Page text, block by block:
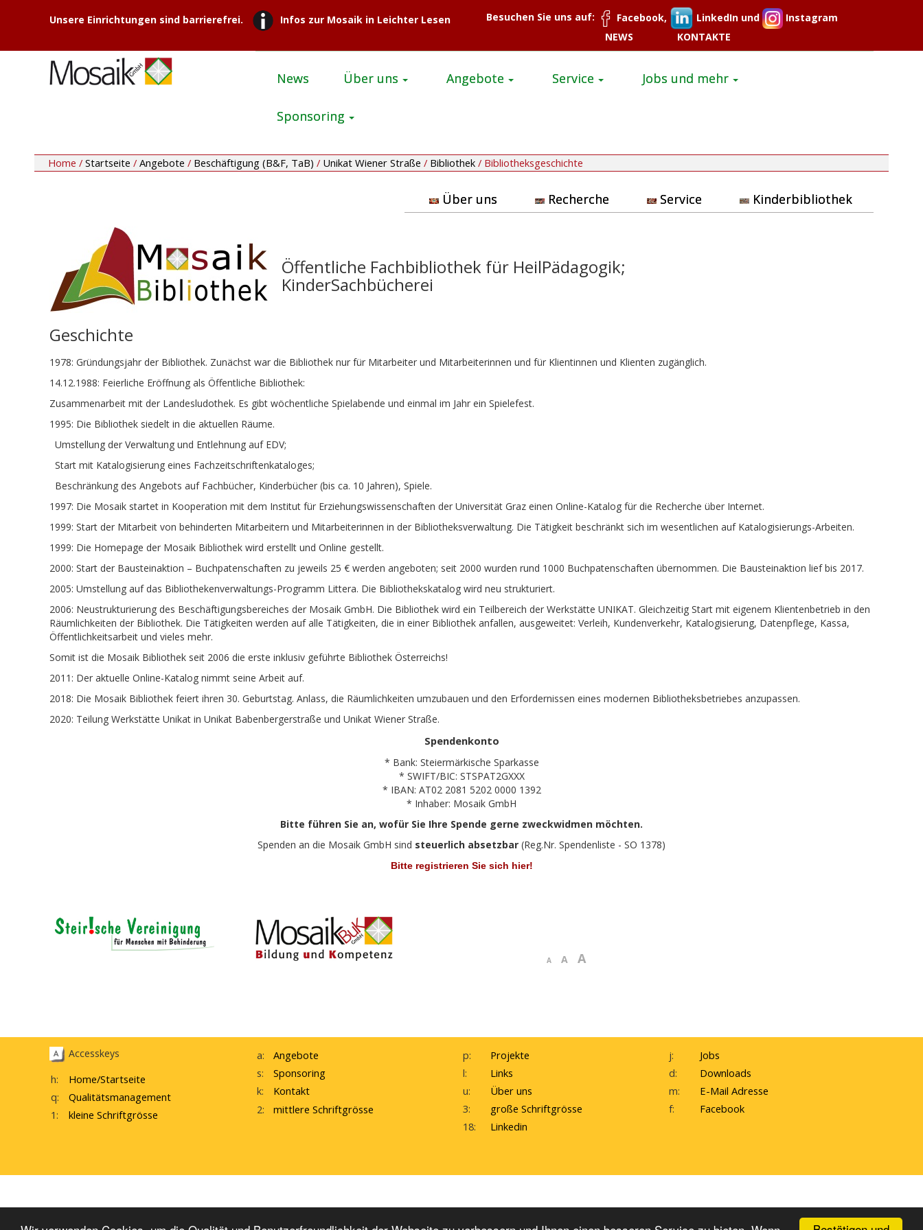
Unsere Einrichtungen sind barrierefrei. Infos zur Mosaik in Leichter Lesen Besuchen Sie uns auf: Facebook, LinkedIn und
Instagram
NEWS
KONTAKTE
News Über uns Angebote Service Jobs und mehr
Sponsoring
Home / Startseite / Angebote / Beschäftigung (B&F, TaB) / Unikat Wiener Straße / Bibliothek / Bibliotheksgeschichte
Über uns Recherche Service Kinderbibliothek
Öffentliche Fachbibliothek für HeilPädagogik;
KinderSachbücherei
Geschichte
1978: Gründungsjahr der Bibliothek. Zunächst war die Bibliothek nur für Mitarbeiter und Mitarbeiterinnen und für Klientinnen und Klienten zugänglich.
14.12.1988: Feierliche Eröffnung als Öffentliche Bibliothek:
Zusammenarbeit mit der Landesludothek. Es gibt wöchentliche Spielabende und einmal im Jahr ein Spielefest.
1995: Die Bibliothek siedelt in die aktuellen Räume.
Umstellung der Verwaltung und Entlehnung auf EDV;
Start mit Katalogisierung eines Fachzeitschriftenkataloges;
Beschränkung des Angebots auf Fachbücher, Kinderbücher (bis ca. 10 Jahren), Spiele.
1997: Die Mosaik startet in Kooperation mit dem Institut für Erziehungswissenschaften der Universität Graz einen Online-Katalog für die Recherche über Internet.
1999: Start der Mitarbeit von behinderten Mitarbeitern und Mitarbeiterinnen in der Bibliotheksverwaltung. Die Tätigkeit beschränkt sich im wesentlichen auf Katalogisierungs-Arbeiten.
1999: Die Homepage der Mosaik Bibliothek wird erstellt und Online gestellt.
2000: Start der Bausteinaktion – Buchpatenschaften zu jeweils 25 € werden angeboten; seit 2000 wurden rund 1000 Buchpatenschaften übernommen. Die Bausteinaktion lief bis 2017.
2005: Umstellung auf das Bibliothekenverwaltungs-Programm Littera. Die Bibliothekskatalog wird neu strukturiert.
2006: Neustrukturierung des Beschäftigungsbereiches der Mosaik GmbH. Die Bibliothek wird ein Teilbereich der Werkstätte UNIKAT. Gleichzeitig Start mit eigenem Klientenbetrieb in den
Räumlichkeiten der Bibliothek. Die Tätigkeiten werden auf alle Tätigkeiten, die in einer Bibliothek anfallen, ausgeweitet: Verleih, Kundenverkehr, Katalogisierung, Datenpflege, Kassa,
Öffentlichkeitsarbeit und vieles mehr.
Somit ist die Mosaik Bibliothek seit 2006 die erste inklusiv geführte Bibliothek Österreichs!
2011: Der aktuelle Online-Katalog nimmt seine Arbeit auf.
2018: Die Mosaik Bibliothek feiert ihren 30. Geburtstag. Anlass, die Räumlichkeiten umzubauen und den Erfordernissen eines modernen Bibliotheksbetriebes anzupassen.
2020: Teilung Werkstätte Unikat in Unikat Babenbergerstraße und Unikat Wiener Straße.
Spendenkonto
* Bank: Steiermärkische Sparkasse
* SWIFT/BIC: STSPAT2GXXX
* IBAN: AT02 2081 5202 0000 1392
* Inhaber: Mosaik GmbH
Bitte führen Sie an, wofür Sie Ihre Spende gerne zweckwidmen möchten.
Spenden an die Mosaik GmbH sind steuerlich absetzbar (Reg.Nr. Spendenliste - SO 1378)
Bitte registrieren Sie sich hier!
A A A
Accesskeys
h: Home/Startseite
q:
Qualitätsmanagement
1:
kleine Schriftgrösse
a:
Angebote
s:
Sponsoring
k:
Kontakt
2:
mittlere Schriftgrösse
p:
Projekte
l:
Links
u:
Über uns
3:
große Schriftgrösse
18:
Linkedin
j:
Jobs
d:
Downloads
m:
E-Mail Adresse
f:
Facebook